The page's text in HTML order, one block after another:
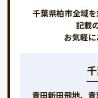
千葉県柏市全域を
記載
お気軽に
青田新田飛地、